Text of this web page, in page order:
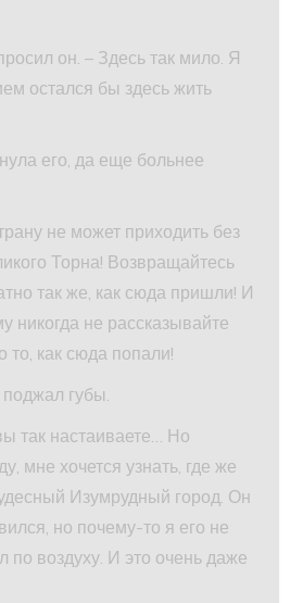
он. – Здесь так мило. Я
остался бы здесь жить
его, да еще больнее
не может приходить без
Торна! Возвращайтесь
так же, как сюда пришли! И
никогда не рассказывайте
то, как сюда попали!
губы.
так настаиваете… Но
мне хочется узнать, где же
Изумрудный город. Он
но почему-то я его не
по воздуху. И это очень даже